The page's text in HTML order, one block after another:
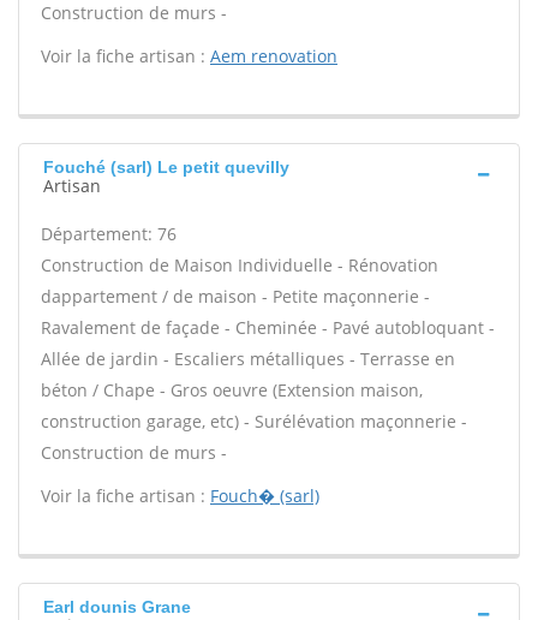
Construction de murs -
Voir la fiche artisan : Aem renovation
Fouché (sarl) Le petit quevilly
Artisan
Département: 76
Construction de Maison Individuelle - Rénovation
dappartement / de maison - Petite maçonnerie -
Ravalement de façade - Cheminée - Pavé autobloquant -
Allée de jardin - Escaliers métalliques - Terrasse en
béton / Chape - Gros oeuvre (Extension maison,
construction garage, etc) - Surélévation maçonnerie -
Construction de murs -
Voir la fiche artisan : Fouch� (sarl)
Earl dounis Grane